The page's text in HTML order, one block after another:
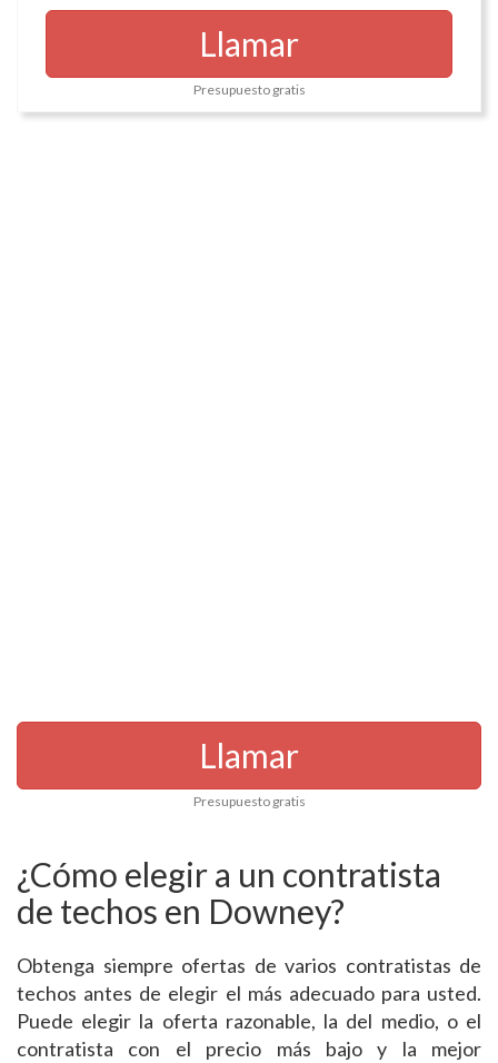
Llamar
Presupuesto gratis
Llamar
Presupuesto gratis
¿Cómo elegir a un contratista
de techos en Downey?
Obtenga siempre ofertas de varios contratistas de
techos antes de elegir el más adecuado para usted.
Puede elegir la oferta razonable, la del medio, o el
contratista con el precio más bajo y la mejor